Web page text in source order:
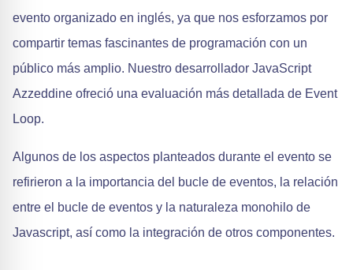
evento organizado en inglés, ya que nos esforzamos por
compartir temas fascinantes de programación con un
público más amplio. Nuestro desarrollador JavaScript
Azzeddine ofreció una evaluación más detallada de Event
Loop.
Algunos de los aspectos planteados durante el evento se
refirieron a la importancia del bucle de eventos, la relación
entre el bucle de eventos y la naturaleza monohilo de
Javascript, así como la integración de otros componentes.